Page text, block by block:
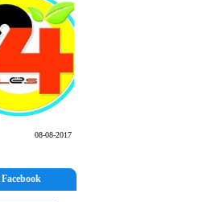
08-08-2017